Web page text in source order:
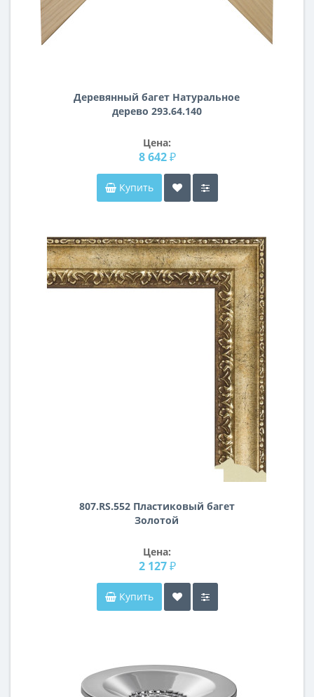
Деревянный багет Натуральное
дерево 293.64.140
Цена:
8 642 ₽
Купить
807.RS.552 Пластиковый багет
Золотой
Цена:
2 127 ₽
Купить